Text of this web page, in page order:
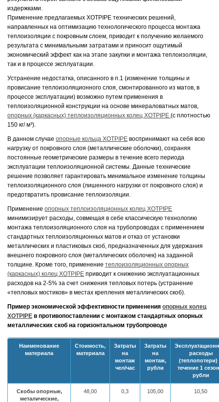
издержками.
Применение предлагаемых XOTPIPE технических решений,
направленных на оптимизацию технологического процесса монтажа
теплоизоляции с покровным слоем, приводит к получению желаемого
результата с минимальными затратами и приносит ощутимый
экономический эффект как на этапе закупки и монтажа теплоизоляции,
так и в процессе эксплуатации.
Устранение недостатка, описанного в п.1 (изменение толщины и
провисание теплоизоляционного слоя, смонтированного из матов, в
процессе эксплуатации) возможно путем применения в
теплоизоляционной конструкции на основе минераловатных матов,
опорных (каркасных) теплоизоляционных колец XOTPIPE (с плотностью
150 кг/ м³).
В данном случае опорные кольца XOTPIPE воспринимают на себя всю
нагрузку от покровного слоя (металлические оболочки), сохраняя
постоянные геометрические размеры в течение всего периода
эксплуатации теплоизоляционной системы. Данные технические
решение позволяет гарантировать минимальное изменение толщины
теплоизоляционного слоя (лишенного нагрузки от покровного слоя) и
предотвратить провисание теплоизоляции.
Применение опорных теплоизоляционных колец XOTPIPE
минимизирует расходы, совмещая в себе классическую технологию
монтажа теплоизоляционного слоя на трубопроводах с применением
стандартных теплоизоляционных матов и отказ от установки
металлических и пластиковых скоб, предназначенных для удержания
внешнего покровного слоя (металлических оболочек) на заданной
толщине. Кроме того, применение теплоизоляционных опорных
(каркасных) колец XOTPIPE приводит к снижению эксплуатационных
расходов на 2-5% за счет снижения тепловых потерь (устранение
«тепловых мостиков» в местах крепления металлических скоб).
Пример экономической эффективности применения опорных колец
XOTPIPE в противопоставлении с монтажом стандартных опорных
металлических скоб на горизонтальном трубопроводе
Наименование
материала
Стоимость,
материала
Затраты
на
монтаж
чел/час
Затраты
на
монтаж,
рубли
расходы
(теплопотери)
течение 1
рубли
Скобы опорные,
металические,
48,00 0,3 105,00 10,50